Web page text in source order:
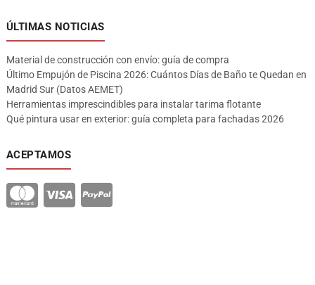
ÚLTIMAS NOTICIAS
Material de construcción con envío: guía de compra
Último Empujón de Piscina 2026: Cuántos Días de Baño te Quedan en
Madrid Sur (Datos AEMET)
Herramientas imprescindibles para instalar tarima flotante
Qué pintura usar en exterior: guía completa para fachadas 2026
ACEPTAMOS